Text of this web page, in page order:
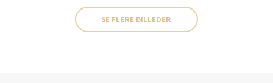
SE FLERE BILLEDER